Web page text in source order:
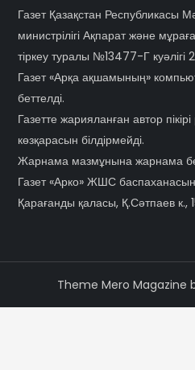
Газет Қазақстан Республикасы
министрілігі Ақпарат және
тіркеу туралы №13477-Г куәлігі
Газет «Арқа ақшамының»
беттелді.
Газетте жарияланған автор
көзқарасын білдірмейді.
Жарнама мазмұнына жарнама
Газет «Арко» ЖШС
Қарағанды қаласы, Қ.Сәтпаев к.,
Theme Mero Magazine